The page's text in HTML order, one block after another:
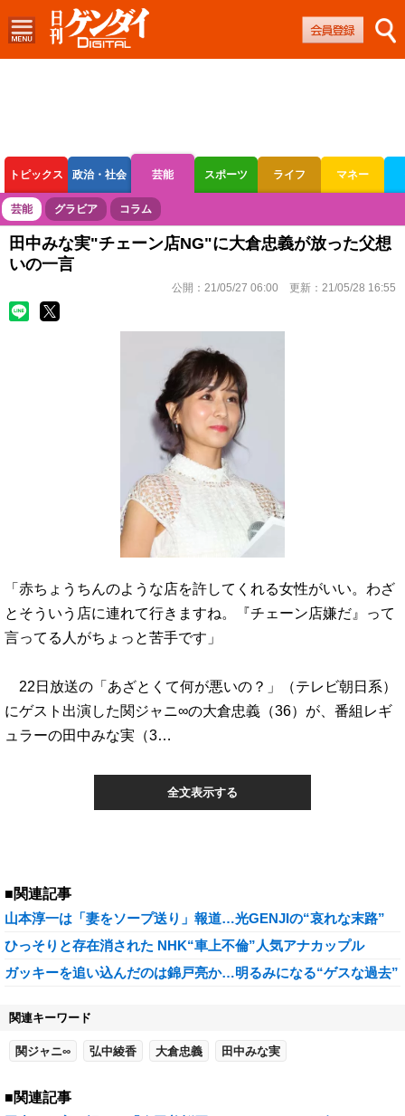
トピックス 政治・社会 芸能 スポーツ ライフ マネー
ボートレース 競輪 オートレース
芸能 グラビア コラム
田中みな実"チェーン店NG"に大倉忠義が放った父想
いの一言
公開： 21/05/27 06:00 更新： 21/05/28 16:55
「赤ちょうちんのような店を許してくれる女性がいい。わざ
とそういう店に連れて行きますね。『チェーン店嫌だ』って
言ってる人がちょっと苦手です」
22日放送の「あざとくて何が悪いの？」（テレビ朝日系）
にゲスト出演した関ジャニ∞の大倉忠義（36）が、番組レギ
ュラーの田中みな実（3…
全文表示する
■関連記事
山本淳一は「妻をソープ送り」報道…光GENJIの“哀れな末路”
ひっそりと存在消された NHK“車上不倫”人気アナカップル
ガッキーを追い込んだのは錦戸亮か…明るみになる“ゲスな過去”
関連キーワード
関ジャニ∞ 弘中綾香 大倉忠義 田中みな実
■関連記事